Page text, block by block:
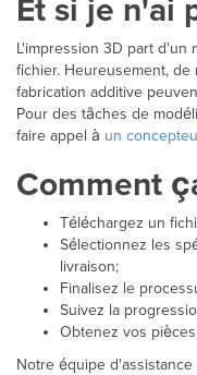
Et si je n'ai
L'impression 3D part d'un
fichier. Heureusement,
fabrication additive
Pour des tâches de
faire appel à un
Comment
Téléchargez un
Sélectionnez les
livraison;
Finalisez le
Suivez la
Obtenez vos
Notre équipe